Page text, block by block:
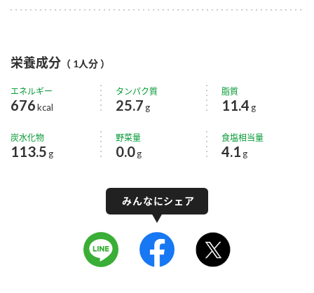
栄養成分 （ 1人分 ）
エネルギー
676kcal
タンパク質
25.7 g
脂質
11.4 g
炭水化物
113.5 g
野菜量
0.0g
食塩相当量
4.1 g